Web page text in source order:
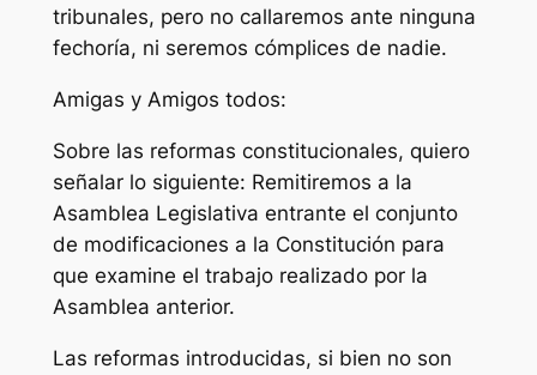
tribunales, pero no callaremos ante ninguna
fechoría, ni seremos cómplices de nadie.
Amigas y Amigos todos:
Sobre las reformas constitucionales, quiero
señalar lo siguiente: Remitiremos a la
Asamblea Legislativa entrante el conjunto
de modificaciones a la Constitución para
que examine el trabajo realizado por la
Asamblea anterior.
Las reformas introducidas, si bien no son